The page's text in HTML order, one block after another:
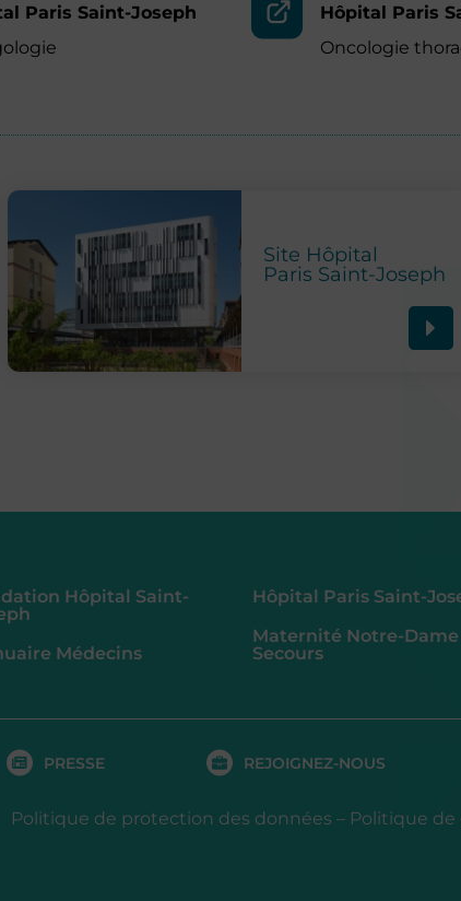
Paris Saint-Joseph
Hôpital Paris
Oncologie
Site Hôpital
Paris Saint-Joseph
Hôpital Saint-
Médecins
Hôpital Paris Saint-
Maternité Notre-Dame
Secours
PRESSE REJOIGNEZ-NOUS
Politique de protection des données – Politique de